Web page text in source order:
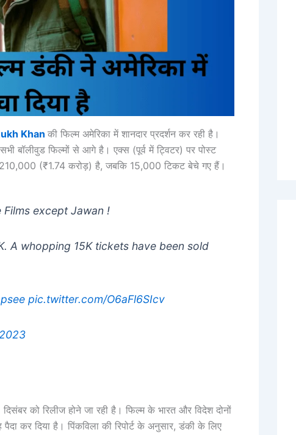
Khan की फिल्म अमेरिका में शानदार प्रदर्शन कर रही है।
सभी बॉलीवुड फिल्मों से आगे है। एक्स (पूर्व में ट्विटर) पर पोस्ट
(₹1.74 करोड़) है, जबकि 15,000 टिकट बेचे गए हैं।
except Jawan !
A whopping 15K tickets have been sold
pic.twitter.com/O6aFl6SIcv
को रिलीज होने जा रही है। फिल्म के भारत और विदेश दोनों
कर दिया है। पिंकविला की रिपोर्ट के अनुसार, डंकी के लिए